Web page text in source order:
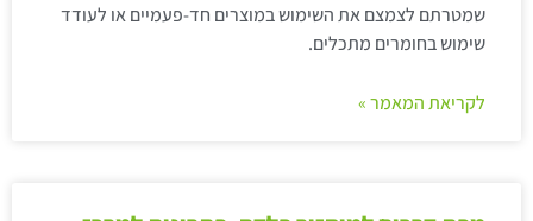
שמטרתם לצמצם את השימוש במוצרים חד-פעמיים או לעודד
שימוש בחומרים מתכלים.
לקריאת המאמר »